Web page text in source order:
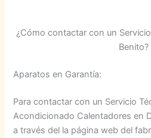
¿Cómo contactar con un
Benito?
Aparatos en Garantía:
Para contactar con un Servicio
Acondicionado Calentadores en
a través del la página web del